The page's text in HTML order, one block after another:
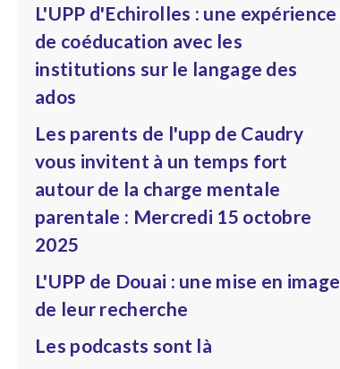
L'UPP d'Echirolles : une expérience
de coéducation avec les
institutions sur le langage des
ados
Les parents de l'upp de Caudry
vous invitent à un temps fort
autour de la charge mentale
parentale : Mercredi 15 octobre
2025
L'UPP de Douai : une mise en image
de leur recherche
Les podcasts sont là